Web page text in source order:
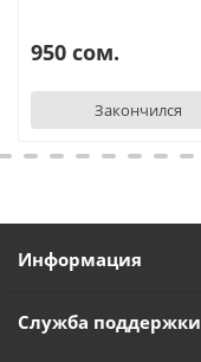
950 сом.
Закончился
Информация
Служба поддержки